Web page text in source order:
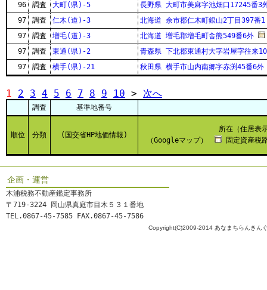
96
調査 大町(県)-5
長野県 大町市美麻字池畑口17245番3
97
調査 仁木(道)-3
北海道 余市郡仁木町銀山2丁目397番1
97
調査 増毛(道)-3
北海道 増毛郡増毛町舎熊549番6外
97
調査 東通(県)-2
青森県 下北郡東通村大字岩屋字往来
97
調査 横手(県)-21 秋田県 横手市山内南郷字赤渕45番6外
1 2 3 4 5 6 7 8 9 10 > 次へ
調査 基準地番号
順位 分類 (国交省HP地価情報)
所在（住居表
（Googleマップ）
固定資産税
企画・運営
木浦税務不動産鑑定事務所
〒719-3224 岡山県真庭市目木５３１番地
TEL.0867-45-7585 FAX.0867-45-7586
Copyright(C)2009-2014 あなまちらんきん